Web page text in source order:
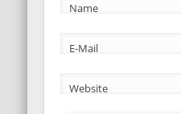
Name
E-Mail
Website